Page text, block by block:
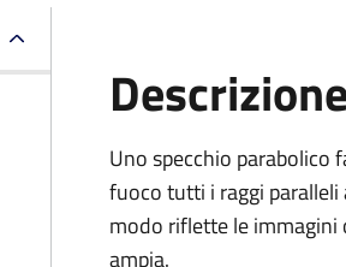
Descrizione
Uno specchio parabolico
fuoco tutti i raggi paralleli
modo riflette le immagini
ampia.